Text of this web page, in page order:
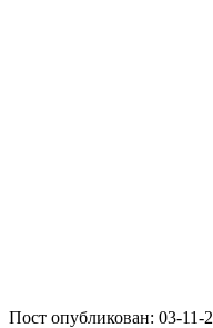
Пост опубликован: 03-11-